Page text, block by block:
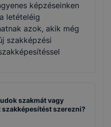
képzéseinken
letételéig
azok, akik még
szakképzési
szakmát vagy
szerezni?